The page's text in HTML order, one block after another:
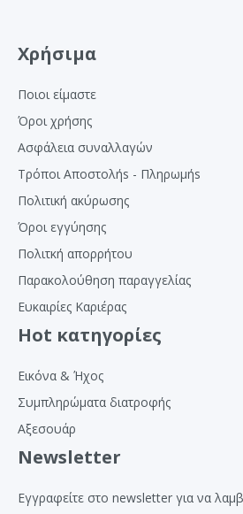
Χρήσιμα
Ποιοι είμαστε
Όροι χρήσης
Ασφάλεια συναλλαγών
Τρόποι Αποστολήs - Πληρωμήs
Πολιτική ακύρωσης
Όροι εγγύησης
Πολιτκή απορρήτου
Παρακολούθηση παραγγελίας
Ευκαιρίες Καριέρας
Hot κατηγορίες
Εικόνα & Ήχος
Συμπληρώματα διατροφής
Αξεσουάρ
Newsletter
Εγγραφείτε στο newsletter για να